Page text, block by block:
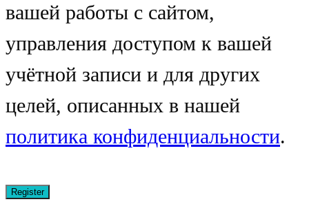
вашей работы с сайтом,
управления доступом к вашей
учётной записи и для других
целей, описанных в нашей
политика конфиденциальности.